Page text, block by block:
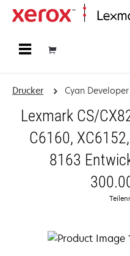
Drucker Cyan
Lexmark CS/
C6160,
8163